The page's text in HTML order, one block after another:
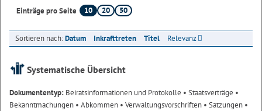
Einträge pro Seite
10 20 50
Sortieren nach:Datum Inkrafttreten Titel Relevanz
Systematische Übersicht
Dokumententyp: Beiratsinformationen und Protokolle • Staatsverträge •
Bekanntmachungen • Abkommen • Verwaltungsvorschriften • Satzungen •